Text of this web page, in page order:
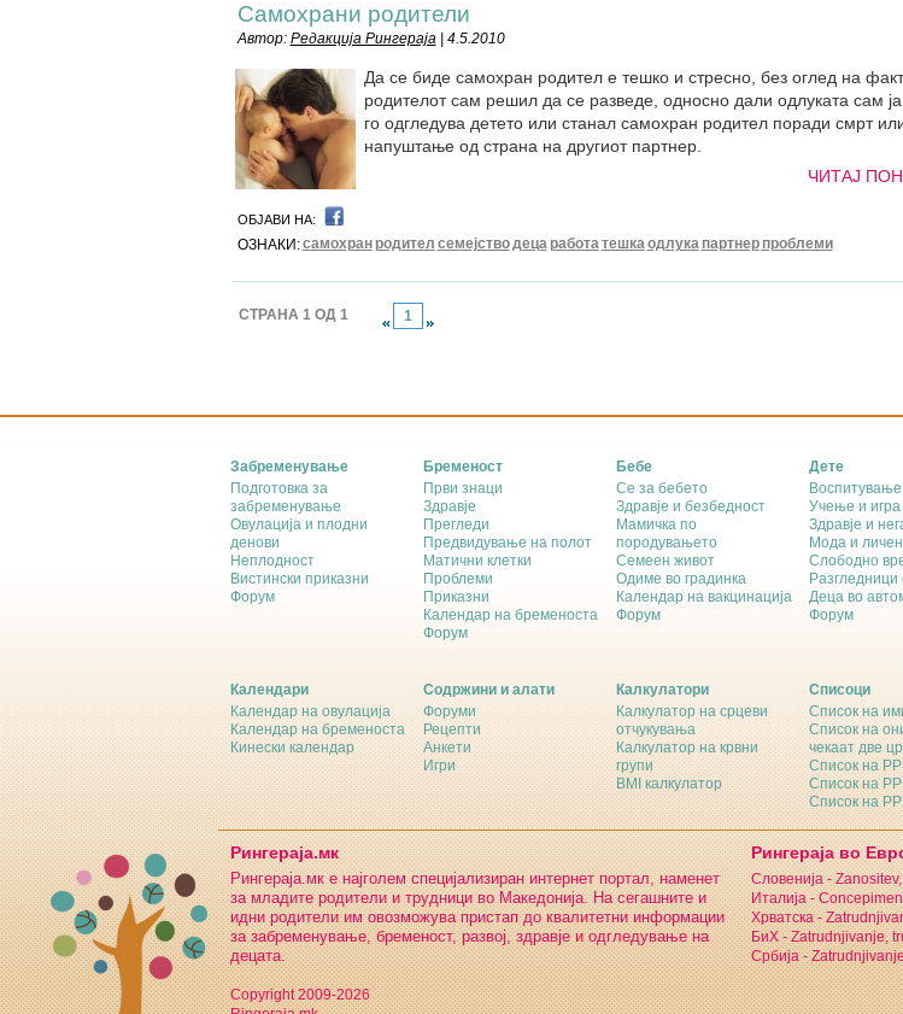
Самохрани родители
Автор: Редакција Рингераја| 4.5.2010
Да се биде самохран родител е тешко и стресно, без оглед на
родителот сам решил да се разведе, односно дали одлуката сам
го одгледува детето или станал самохран родител поради смрт
напуштање од страна на другиот партнер.
ЧИТАЈ
ОБЈАВИ НА:
ОЗНАКИ:самохран родител семејстводеца работатешкаодлука партнер проблеми
СТРАНА 1 ОД 1 1
Забременување
Подготовка за
забременување
Овулација и плодни
денови
Неплодност
Вистински приказни
Форум
Бременост
Први знаци
Здравје
Прегледи
Предвидување на полот
Матични клетки
Проблеми
Приказни
Календар на бременоста
Форум
Бебе
Се за бебето
Здравје и безбедност
Мамичка по
породувањето
Семеен живот
Одиме во градинка
Календар на вакцинација
Форум
Дете
Воспитување
Учење и игра
Здравје и
Мода и
Слободно
Разгледници
Деца во
Форум
Календари
Календар на овулација
Календар на бременоста
Кинески календар
Содржини и алати
Форуми
Рецепти
Анкети
Игри
Калкулатори
Калкулатор на срцеви
отчукувања
Калкулатор на крвни
групи
BMI калкулатор
Списоци
Список на
Список на
чекаат две
Список на
Список на
Список на РР
Рингераја.мк
Рингераја.мк е најголем специјализиран интернет портал, наменет
за младите родители и трудници во Македонија. На сегашните и
идни родители им овозможува пристап до квалитетни информации
за забременување, бременост, развој, здравје и одгледување на
децата.
Copyright 2009-2026
Рингераја во
Словенија -
Италија -
Хрватска -
БиХ - Zatrudnjivanje,
Србија -